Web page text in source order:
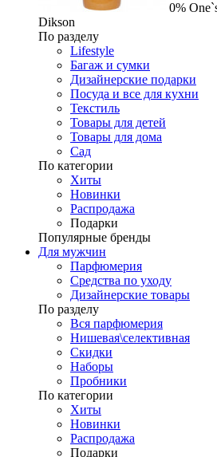
0%
Dikson
По разделу
Lifestyle
Багаж и сумки
Дизайнерские подарки
Посуда и все для кухни
Текстиль
Товары для детей
Товары для дома
Сад
По категории
Хиты
Новинки
Распродажа
Подарки
Популярные бренды
Для мужчин
Парфюмерия
Средства по уходу
Дизайнерские товары
По разделу
Вся парфюмерия
Нишевая\селективная
Скидки
Наборы
Пробники
По категории
Хиты
Новинки
Распродажа
Подарки